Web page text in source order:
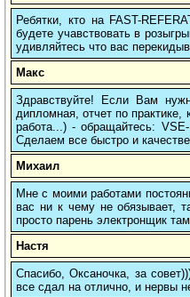
Ребятки, кто на FAST-
будете учавствовать в
удивляйтесь что вас
Макс
Здравствуйте! Если Вам
дипломная, отчет по
работа...) - обращайтесь:
Сделаем все быстро и
Михаил
Мне с моими работами
вас ни к чему не обязывает,
просто парень электронщик
Настя
Спасибо, Оксаночка, за
все сдал на отлично, и нервы